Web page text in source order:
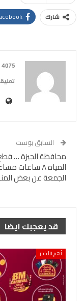
شارك
4075 المشاركات
السابق بوست
محافظة الجيزة …
المياه ٨ ساعات
الجمعة عن بعض
قد يعجبك ايضا
أهم الأخبار